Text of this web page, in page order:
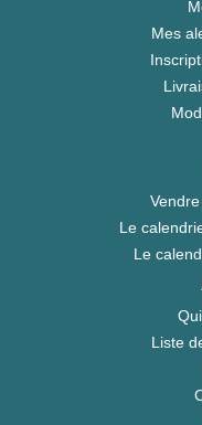
Mes
Le
Le
Liste